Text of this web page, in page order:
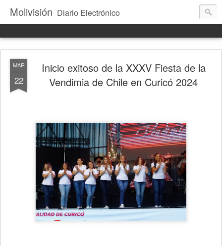
Molivisión Diario Electrónico
MAR
22
Inicio exitoso de la XXXV Fiesta de la
Vendimia de Chile en Curicó 2024